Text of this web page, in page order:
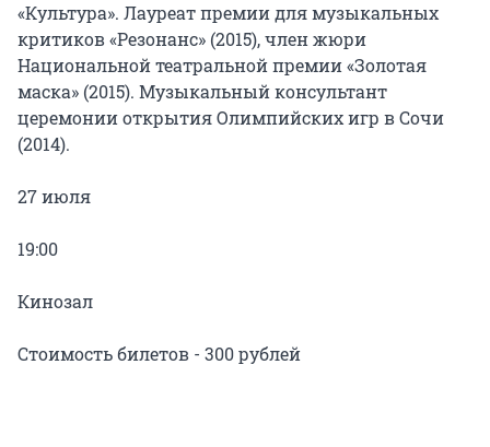
«Культура». Лауреат премии для музыкальных
критиков «Резонанс» (2015), член жюри
Национальной театральной премии «Золотая
маска» (2015). Музыкальный консультант
церемонии открытия Олимпийских игр в Сочи
(2014).
27 июля
19:00
Кинозал
Стоимость билетов - 300 рублей